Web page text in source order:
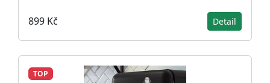
899 Kč Detail
TOP